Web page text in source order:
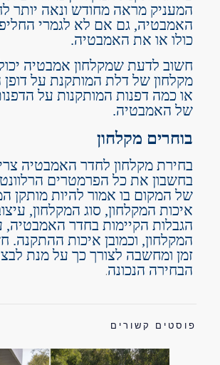
המעניק מראה מחודש ונאה יותר
האמבטיה, גם אם לא לגמרי
כולו או את האמבטיה.
חשוב לדעת שמקלחון אמבטיה
מקלחון של דלת המותקנת על
או כמה דפנות המותקנות על
של האמבטיה.
בוחרים מקלחון
בחירת מקלחון לחדר האמבטיה
בחשבון את כל הפרמטרים
של המקום בו אמור להיות מותקן
איכות המקלחון, סוג המקלחון,
הגבלות הקיימות בחדר האמבטיה,
המקלחון, וכמובן איכות ההתקנה.
זמן ומחשבה לצורך כך על מנת
הבחירה הנכונה.
פוסטים קשורים